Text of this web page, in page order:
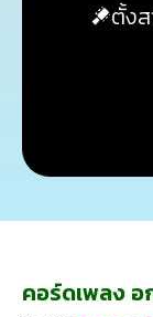
ตั้ง
คอร์ดเพลง อ